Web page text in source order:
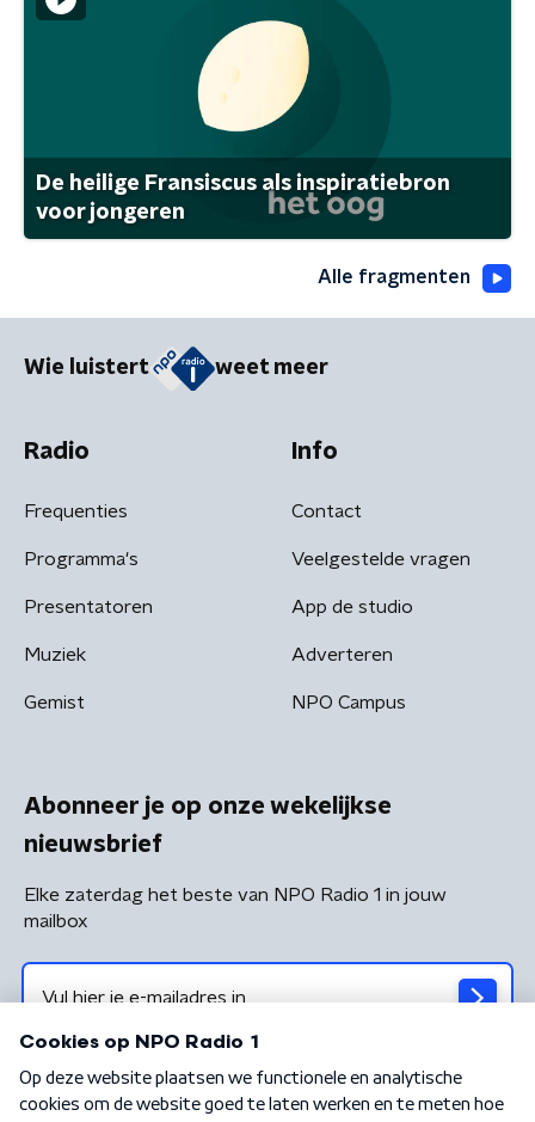
De heilige Fransiscus als inspiratiebron
voor jongeren
Alle fragmenten
Wie luistert weet meer
Radio
Frequenties
Programma's
Presentatoren
Muziek
Gemist
Info
Contact
Veelgestelde vragen
App de studio
Adverteren
NPO Campus
Abonneer je op onze wekelijkse
nieuwsbrief
Elke zaterdag het beste van NPO Radio 1 in jouw
mailbox